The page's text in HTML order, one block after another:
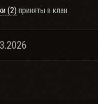
(2) приняты в клан.